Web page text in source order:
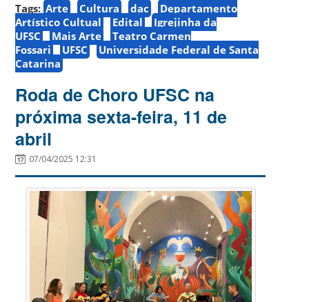
Tags: Arte Cultura dac
Departamento
Artístico Cultual
Edital
Igrejinha da
UFSC
Mais Arte
Teatro Carmen
Fossari
UFSC
Universidade Federal de Santa
Catarina
Roda de Choro UFSC na
próxima sexta-feira, 11 de
abril
07/04/2025 12:31